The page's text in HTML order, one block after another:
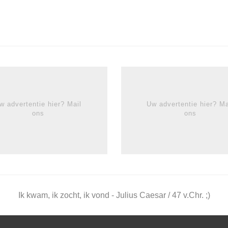
advertentie hier? Mail
ons
Uw advertentie hier?
ons
Ik kwam, ik zocht, ik vond - Julius Caesar / 47 v.Chr. ;)